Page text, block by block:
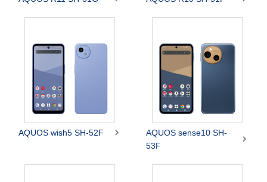
AQUOS wish5 SH-52F 
AQUOS sense10 SH-
53F
